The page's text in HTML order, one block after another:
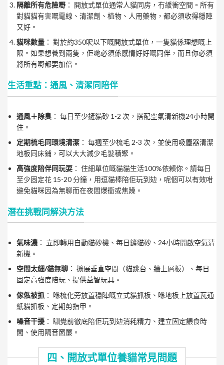
隔離所有危險嘢 ： 開放式單位通常人貓同房，冇緩衝空間。所有
對貓貓有害嘅電線、清潔劑、植物、人用藥物，都必須收得穩陣
又好。
貓咪數量 ： 對於約350呎以下嘅開放式單位，一隻貓係理想嘅上
限。如果想養到兩隻，佢哋必須係感情好好嘅同伴，而且你必須
將所有嘢都要加倍。
生活重點：通風、清潔同陪伴
通風＋除臭 ： 每日至少鏟貓砂 1-2 次，搭配空氣清新機24小時開
住。
定期梳毛同環境清潔 ： 每週至少梳毛 2-3 次，並使用吸塵器清潔
地板同床鋪，可以大大減少毛髮積聚。
高強度陪伴同玩耍 ： 住細單位嘅貓貓生活100%依賴你。請每日
至少固定花 15-20 分鐘，用逗貓棒陪佢玩到攰，呢個可以有效咁
避免貓咪因為無聊而在夜間爆衝或焦躁。
潛在挑戰同解決方法
氣味濃 ： 立即轉用自動貓砂機、每日鏟貓砂、24小時開啟空氣清
新機。
空間太細/貓無聊 ： 擴展垂直空間（貓跳台、牆上層板）、每日
固定高強度陪玩、提供益智玩具。
傢俬被抓 ： 喺梳化旁放置穩陣嘅立式貓抓板、喺地板上放置瓦通
紙貓抓板、定期剪指甲。
噪音干擾 ： 瞓覺前徹底陪佢玩到攰消耗精力、建立固定餵食時
間、使用隔音窗簾。
四、開放式單位養貓常見問題